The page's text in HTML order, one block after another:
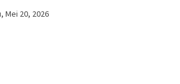
Mei 20, 2026